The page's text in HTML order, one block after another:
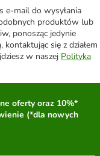
e-mail do wysyłania
produktów lub
ponosząc jedynie
się z działem
w naszej Polityka
oferty oraz 10%*
(*dla nowych